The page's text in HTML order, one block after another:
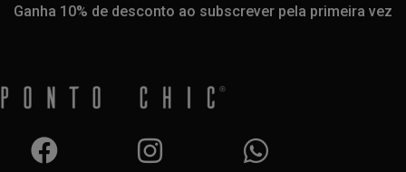
Ganha 10% de desconto ao subscrever pela primeira vez